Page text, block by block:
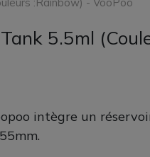
5.5ml
intègre un